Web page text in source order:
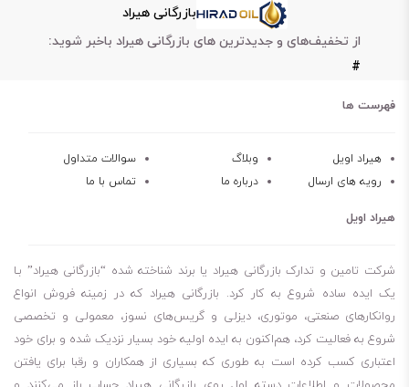
دارند استفاده می‌شود.
روغن انتقال حرارت ترمینول D-12 از استفاده روغن‌های چندگانه در تجهیزات
را کاهش می‌دهد.
این روغن بوی کمی داشته و به لحاظ سمیت بی‌خطر است.
استفاده از چند سیال در تجهیزات را به دنبال ندارد.
کاربرد آسان
عاری از بو
کارایی عالی در دمای پایین
بازرگانی هیراد
از تخفیف‌های و جدیدترین های بازرگانی هیراد باخبر شوید:
#
فهرست ها
هیراد اویل وبلاگ
سوالات متداول
رویه های ارسال
درباره ما تماس با ما
هیراد اویل
شرکت تامین و تدارک بازرگانی هیراد یا برند شناخته شده “بازرگانی هیراد” بـا
یک ایده ساده شروع به کار کرد. بازرگانی هیراد که در زمینه فروش انواع
روانکارهای صنعتی، موتوری، دیزلی و گریس‌های نسوز، معمولی و تخصصی
شروع به فعالیت کرد، هم‌اکنون به ایده اولیه خود بسیار نزدیک شده و برای خود
اعتباری کسب کرده است به طوری که بسیاری از همکاران و رقبا برای یافتن